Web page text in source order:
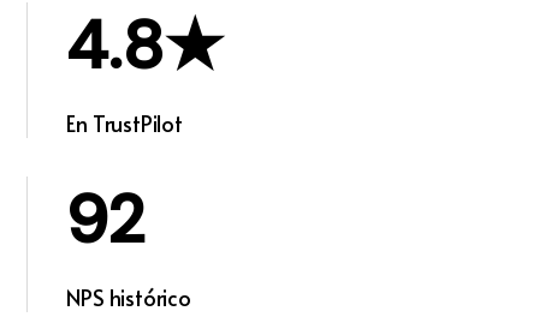
4.8★
En TrustPilot
92
NPS histórico